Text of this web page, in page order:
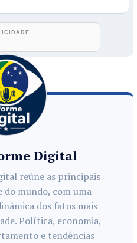
Digital
reúne as principais
do mundo, com uma
dos fatos mais
Política, economia,
e tendências